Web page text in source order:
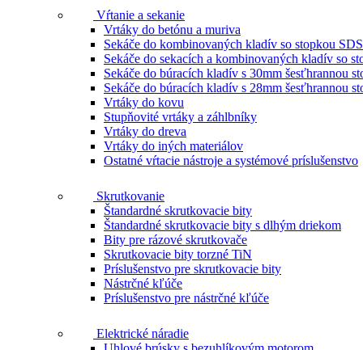
Vŕtanie a sekanie
Vrtáky do betónu a muriva
Sekáče do kombinovaných kladív so stopkou
Sekáče do sekacích a kombinovaných kladív so
Sekáče do búracích kladív s 30mm šesťhrannou
Sekáče do búracích kladív s 28mm šesťhrannou
Vrtáky do kovu
Stupňovité vrtáky a záhlbníky
Vrtáky do dreva
Vrtáky do iných materiálov
Ostatné vŕtacie nástroje a systémové príslušenstvo
Skrutkovanie
Štandardné skrutkovacie bity
Štandardné skrutkovacie bity s dlhým driekom
Bity pre rázové skrutkovače
Skrutkovacie bity torzné TiN
Príslušenstvo pre skrutkovacie bity
Nástrčné kľúče
Príslušenstvo pre nástrčné kľúče
Elektrické náradie